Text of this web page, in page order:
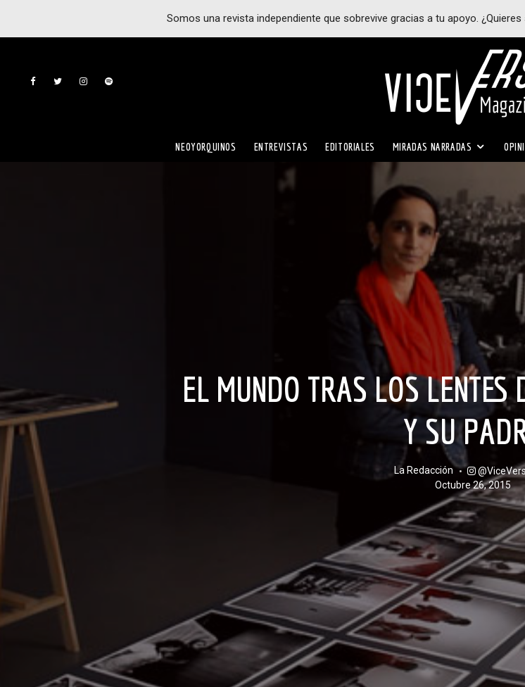
Somos una revista independiente que sobrevive gracias a tu apoyo.
NEOYORQUINOS ENTREVISTAS EDITORIALES MIRADAS NARRADAS
EL MUNDO TRAS LOS LENTES DE: YVONNE VENEGAS
Y SU
La Redacción
octubre 26, 2015